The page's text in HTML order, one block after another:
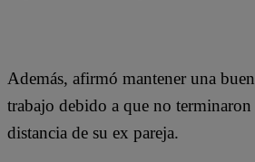
Además, afirmó mantener una
trabajo debido a que no
distancia de su ex pareja.